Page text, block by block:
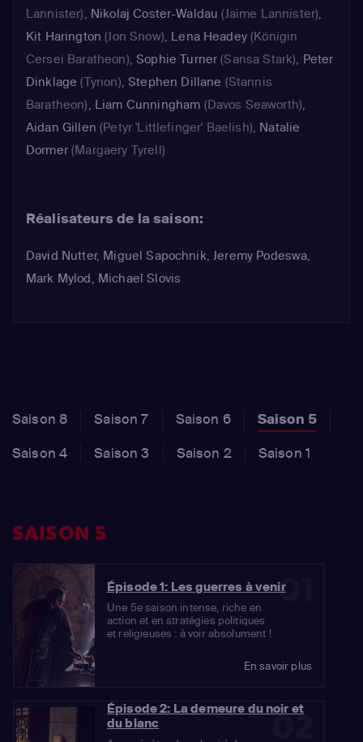
Sansa découvre les plans que
Littlefinger a imaginé pour elle.
Calendrier oblige, la série prend de
l'avance sur l'oeuvre originale de
George R. R. Martin, encore
inachevée, quitte à s'en éloigner.
Avec cette saison 5, spectaculaire,
Lannister), Nikolaj Coster-Waldau (Jaime Lannister),
Kit Harington (Jon Snow), Lena Headey(Königin
Cersei Baratheon),Sophie Turner (Sansa Stark), Peter
Dinklage (Tyrion),Stephen Dillane (Stannis
Baratheon), Liam Cunningham (Davos Seaworth),
Aidan Gillen (Petyr 'Littlefinger' Baelish), Natalie
Dormer(Margaery Tyrell)
Réalisateurs de la saison:
David Nutter, Miguel Sapochnik, Jeremy Podeswa,
Mark Mylod, Michael Slovis
Saison 8 Saison 7 Saison 6
Saison 5
Saison 4
Saison 3 Saison 2 Saison 1
SAISON 5
01
Épisode 1: Les guerres à venir
Une 5e saison intense, riche en
action et en stratégies politiques
et religieuses : à voir absolument !
En savoir plus
02
Épisode 2: La demeure du noir et
du blanc